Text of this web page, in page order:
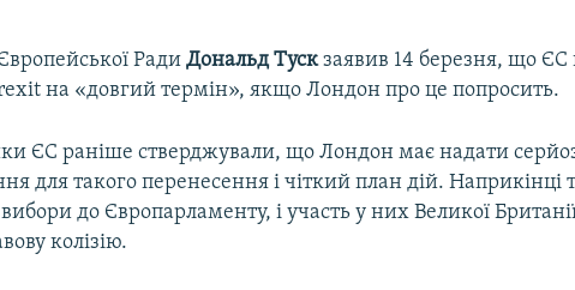
РадиДональд Тускзаявив 14 березня, що ЄС
на «довгий термін», якщо Лондон про це попросить.
ЄС раніше стверджували, що Лондон має надати
для такого перенесення і чіткий план дій. Наприкінці
вибори до Європарламенту, і участь у них Великої
колізію.